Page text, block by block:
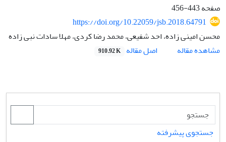
صفحه443-456
https://doi.org/10.22059/jsb.2018.64791
محسن امینی زاده، احد شفیعی، محمد رضا کردی، مهلا سادات نبی زاده
مشاهده مقاله
اصل مقاله 910.92 K
جستجوی پیشرفته